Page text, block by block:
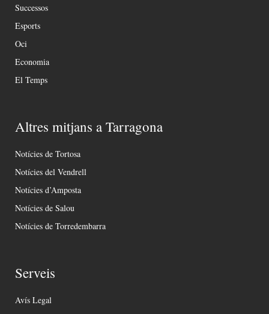
Successos
Esports
Oci
Economia
El Temps
Altres mitjans a Tarragona
Notícies de Tortosa
Notícies del Vendrell
Notícies d’Amposta
Notícies de Salou
Notícies de Torredembarra
Serveis
Avís Legal